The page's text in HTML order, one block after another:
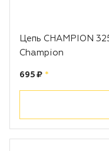
Цепь CHAMPION
Champion
Цена:
695 ₽ рублей
*